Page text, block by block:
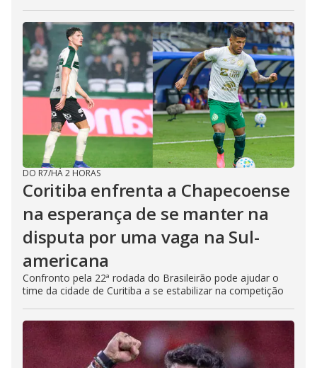
DO R7/HÁ 2 HORAS
Coritiba enfrenta a Chapecoense
na esperança de se manter na
disputa por uma vaga na Sul-
americana
Confronto pela 22ª rodada do Brasileirão pode ajudar o
time da cidade de Curitiba a se estabilizar na competição